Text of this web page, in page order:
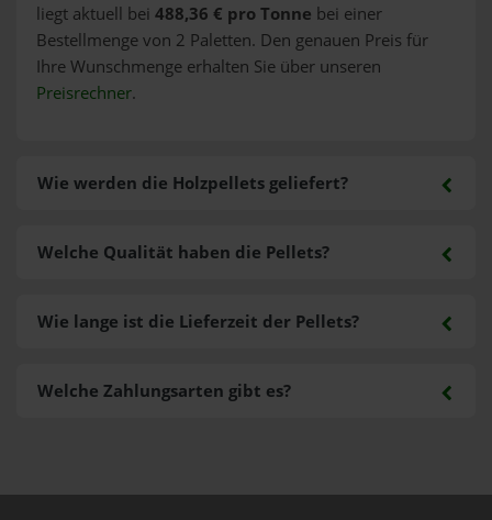
liegt aktuell bei 488,36 € pro Tonne bei einer
Bestellmenge von 2 Paletten. Den genauen Preis für
Ihre Wunschmenge erhalten Sie über unseren
Preisrechner.
Wie werden die Holzpellets geliefert?
Welche Zahlungsarten gibt es?
Welche Qualität haben die Pellets?
Wie lange ist die Lieferzeit der Pellets?